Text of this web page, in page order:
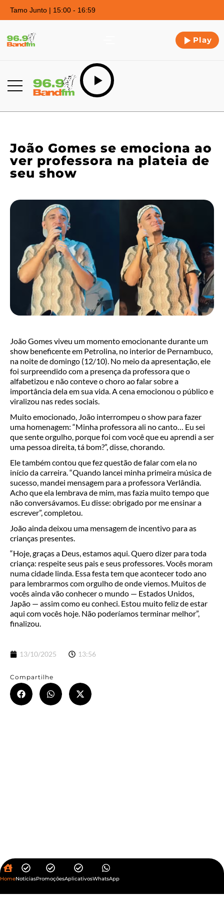
Tamo Junto | 15:00 - 16:59
Play
João Gomes se emociona ao
ver professora na plateia de
seu show
João Gomes viveu um momento emocionante durante um
show beneficente em Petrolina, no interior de Pernambuco,
na noite de domingo (12/10). No meio da apresentação, ele
foi surpreendido com a presença da professora que o
alfabetizou e não conteve o choro ao falar sobre a
importância dela em sua vida. A cena emocionou o público e
viralizou nas redes sociais.
Muito emocionado, João interrompeu o show para fazer
uma homenagem: “Minha professora ali no canto… Eu sei
que sente orgulho, porque foi com você que eu aprendi a ser
uma pessoa direita, tá bom?”, disse, chorando.
Ele também contou que fez questão de falar com ela no
início da carreira. “Quando lancei minha primeira música de
sucesso, mandei mensagem para a professora Verlândia.
Acho que ela lembrava de mim, mas fazia muito tempo que
não conversávamos. Eu disse: obrigado por me ensinar a
escrever”, completou.
João ainda deixou uma mensagem de incentivo para as
crianças presentes.
“Hoje, graças a Deus, estamos aqui. Quero dizer para toda
criança: respeite seus pais e seus professores. Vocês moram
numa cidade linda. Essa festa tem que acontecer todo ano
para lembrarmos com orgulho de onde viemos. Muitos de
vocês ainda vão conhecer o mundo — Estados Unidos,
Japão — assim como eu conheci. Estou muito feliz de estar
aqui com vocês hoje. Não poderíamos terminar melhor”,
finalizou.
13/10/2025 13:56
Compartilhe
HomeNotíciasPromoçõesAplicativosWhatsApp